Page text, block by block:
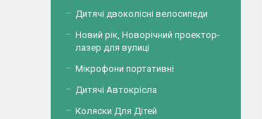
Дитячі двоколісні велосипеди
Новий рік, Новорічний проектор-
лазер для вулиці
Мікрофони портативні
Дитячі Автокрісла
Коляски Для Дітей